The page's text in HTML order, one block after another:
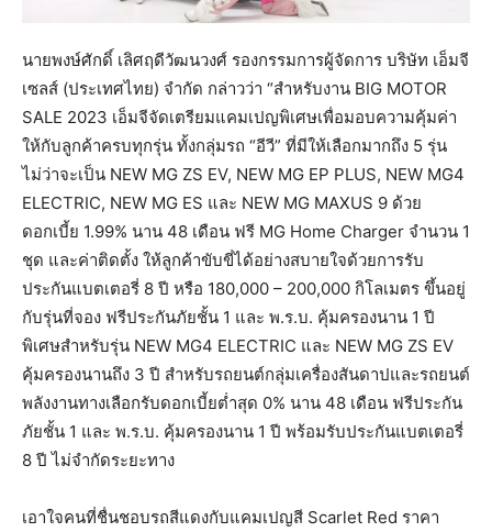
นายพงษ์ศักดิ์ เลิศฤดีวัฒนวงศ์ รองกรรมการผู้จัดการ บริษัท เอ็มจี
เซลส์ (ประเทศไทย) จำกัด กล่าวว่า “สำหรับงาน BIG MOTOR
SALE 2023 เอ็มจีจัดเตรียมแคมเปญพิเศษเพื่อมอบความคุ้มค่า
ให้กับลูกค้าครบทุกรุ่น ทั้งกลุ่มรถ “อีวี” ที่มีให้เลือกมากถึง 5 รุ่น
ไม่ว่าจะเป็น NEW MG ZS EV, NEW MG EP PLUS, NEW MG4
ELECTRIC, NEW MG ES และ NEW MG MAXUS 9 ด้วย
ดอกเบี้ย 1.99% นาน 48 เดือน ฟรี MG Home Charger จำนวน 1
ชุด และค่าติดตั้ง ให้ลูกค้าขับขี่ได้อย่างสบายใจด้วยการรับ
ประกันแบตเตอรี่ 8 ปี หรือ 180,000 – 200,000 กิโลเมตร ขึ้นอยู่
กับรุ่นที่จอง ฟรีประกันภัยชั้น 1 และ พ.ร.บ. คุ้มครองนาน 1 ปี
พิเศษสำหรับรุ่น NEW MG4 ELECTRIC และ NEW MG ZS EV
คุ้มครองนานถึง 3 ปี สำหรับรถยนต์กลุ่มเครื่องสันดาปและรถยนต์
พลังงานทางเลือกรับดอกเบี้ยต่ำสุด 0% นาน 48 เดือน ฟรีประกัน
ภัยชั้น 1 และ พ.ร.บ. คุ้มครองนาน 1 ปี พร้อมรับประกันแบตเตอรี่
8 ปี ไม่จำกัดระยะทาง
เอาใจคนที่ชื่นชอบรถสีแดงกับแคมเปญสี Scarlet Red ราคา